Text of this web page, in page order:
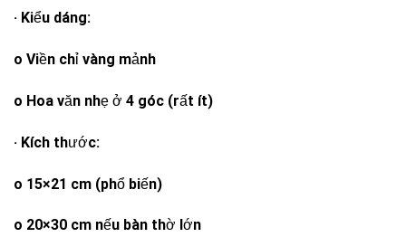
· Kiểu dáng:
o Viền chỉ vàng mảnh
o Hoa văn nhẹ ở 4 góc (rất ít)
· Kích thước:
o 15×21 cm (phổ biến)
o 20×30 cm nếu bàn thờ lớn